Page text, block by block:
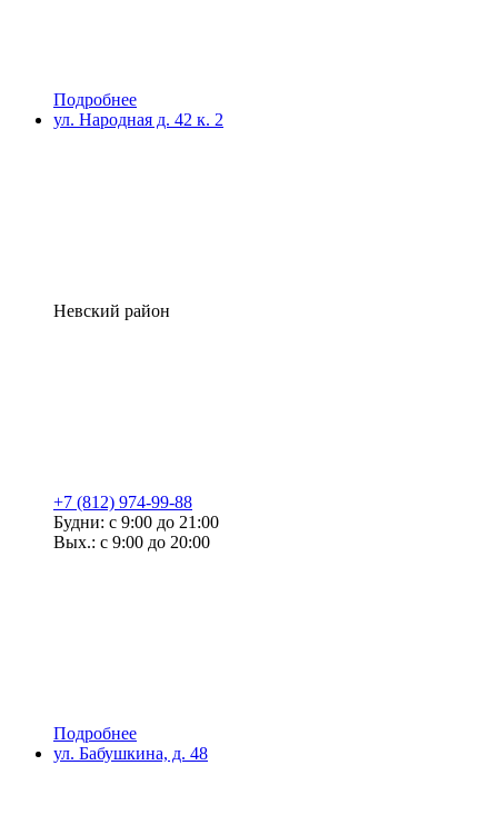
Подробнее
ул. Народная д. 42 к. 2
Невский район
+7 (812) 974-99-88
Будни: с 9:00 до 21:00
Вых.: с 9:00 до 20:00
Подробнее
ул. Бабушкина, д. 48